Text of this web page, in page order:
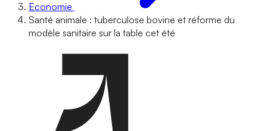
Economie
Santé animale : tuberculose bovine et réforme du
modèle sanitaire sur la table cet été